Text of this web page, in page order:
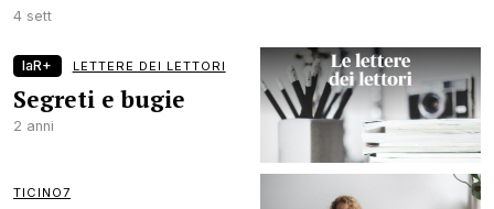
4 sett
laR+ LETTERE DEI LETTORI
Segreti e bugie
2 anni
TICINO7